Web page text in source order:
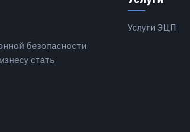
безопасности
стать
Услуги ЭЦП